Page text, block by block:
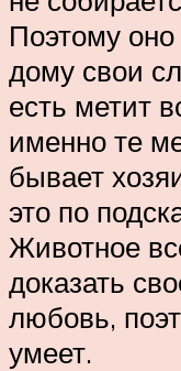
Поэтому
дому свои
есть метит
именно те
бывает
это по
Животное
доказать
любовь,
умеет.